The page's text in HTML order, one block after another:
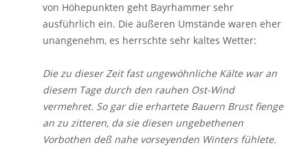
von Höhepunkten geht Bayrhammer sehr
ausführlich ein. Die äußeren Umstände waren eher
unangenehm, es herrschte sehr kaltes Wetter:
Die zu dieser Zeit fast ungewöhnliche Kälte war an
diesem Tage durch den rauhen Ost-Wind
vermehret. So gar die erhartete Bauern Brust fienge
an zu zitteren, da sie diesen ungebethenen
Vorbothen deß nahe vorseyenden Winters fühlete.